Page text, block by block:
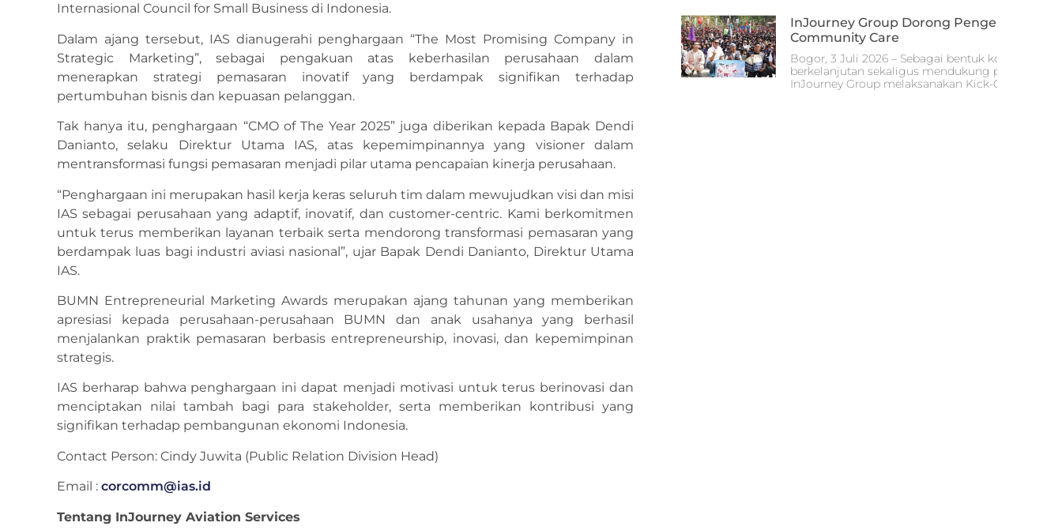
Internasional Council for Small Business di Indonesia.
Dalam ajang tersebut, IAS dianugerahi penghargaan “The Most Promising Company in
Strategic Marketing”, sebagai pengakuan atas keberhasilan perusahaan dalam
menerapkan strategi pemasaran inovatif yang berdampak signifikan terhadap
pertumbuhan bisnis dan kepuasan pelanggan.
Tak hanya itu, penghargaan “CMO of The Year 2025” juga diberikan kepada Bapak Dendi
Danianto, selaku Direktur Utama IAS, atas kepemimpinannya yang visioner dalam
mentransformasi fungsi pemasaran menjadi pilar utama pencapaian kinerja perusahaan.
“Penghargaan ini merupakan hasil kerja keras seluruh tim dalam mewujudkan visi dan misi
IAS sebagai perusahaan yang adaptif, inovatif, dan customer-centric. Kami berkomitmen
untuk terus memberikan layanan terbaik serta mendorong transformasi pemasaran yang
berdampak luas bagi industri aviasi nasional”, ujar Bapak Dendi Danianto, Direktur Utama
IAS.
BUMN Entrepreneurial Marketing Awards merupakan ajang tahunan yang memberikan
apresiasi kepada perusahaan-perusahaan BUMN dan anak usahanya yang berhasil
menjalankan praktik pemasaran berbasis entrepreneurship, inovasi, dan kepemimpinan
strategis.
IAS berharap bahwa penghargaan ini dapat menjadi motivasi untuk terus berinovasi dan
menciptakan nilai tambah bagi para stakeholder, serta memberikan kontribusi yang
signifikan terhadap pembangunan ekonomi Indonesia.
Contact Person: Cindy Juwita (Public Relation Division Head)
Email : corcomm@ias.id
Tentang InJourney Aviation Services
InJourney Group Dorong
Community Care
Bogor, 3 Juli 2026 – Sebagai bentuk komitmen
berkelanjutan sekaligus mendukung
InJourney Group melaksanakan Kick-Off